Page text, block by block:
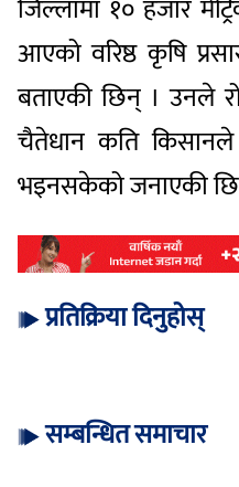
जिल्लामा १० हजार
आएको वरिष्ठ कृषि
बताएकी छिन् । उनले
चैतेधान कति किसानले
भइनसकेको जनाएकी
प्रतिक्रिया दिनुहोस्
सम्बन्धित समाचार